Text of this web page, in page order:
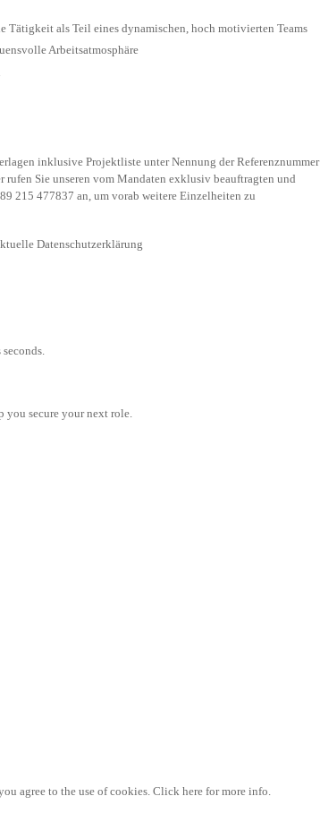
als Teil eines dynamischen, hoch motivierten Teams
Arbeitsatmosphäre
inklusive Projektliste unter Nennung der Referenznummer
rufen Sie unseren vom Mandaten exklusiv beauftragten und
215 477837 an, um vorab weitere Einzelheiten zu
Datenschutzerklärung
secure your next role.
agree to the use of cookies. Click here for more info.